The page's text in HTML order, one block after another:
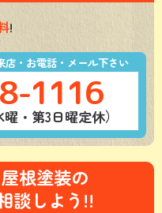
!
店・お電話・メール下さい
1116
・第3日曜定休）
根塗装の
談しよう!!